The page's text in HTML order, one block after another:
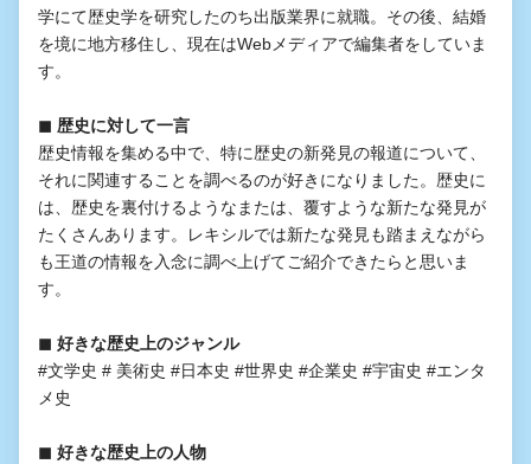
学にて歴史学を研究したのち出版業界に就職。その後、結婚
を境に地方移住し、現在はWebメディアで編集者をしていま
す。
◼︎ 歴史に対して一言
歴史情報を集める中で、特に歴史の新発見の報道について、
それに関連することを調べるのが好きになりました。歴史に
は、歴史を裏付けるようなまたは、覆すような新たな発見が
たくさんあります。レキシルでは新たな発見も踏まえながら
も王道の情報を入念に調べ上げてご紹介できたらと思いま
す。
◼︎ 好きな歴史上のジャンル
#文学史 # 美術史 #日本史 #世界史 #企業史 #宇宙史 #エンタ
メ史
◼︎ 好きな歴史上の人物